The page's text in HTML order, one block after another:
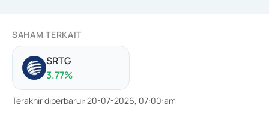
SAHAM TERKAIT
SRTG
3.77%
Terakhir diperbarui: 20-07-2026, 07:00:am